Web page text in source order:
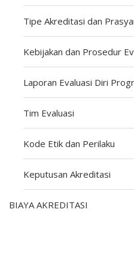
Tipe Akreditasi dan
Kebijakan dan Prosedur
Laporan Evaluasi Diri
Tim Evaluasi
Kode Etik dan Perilaku
Keputusan Akreditasi
BIAYA AKREDITASI